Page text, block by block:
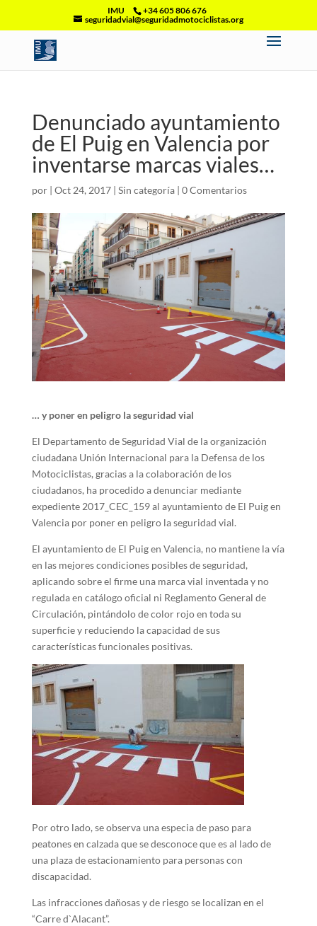
IMU
+34 605 806 676
seguridadvial@seguridadmotociclistas.org
Denunciado ayuntamiento
de El Puig en Valencia por
inventarse marcas viales…
por | Oct 24, 2017| Sin categoría| 0 Comentarios
… y poner en peligro la seguridad vial
El Departamento de Seguridad Vial de la organización
ciudadana Unión Internacional para la Defensa de los
Motociclistas, gracias a la colaboración de los
ciudadanos, ha procedido a denunciar mediante
expediente 2017_CEC_159 al ayuntamiento de El Puig en
Valencia por poner en peligro la seguridad vial.
El ayuntamiento de El Puig en Valencia, no mantiene la vía
en las mejores condiciones posibles de seguridad,
aplicando sobre el firme una marca vial inventada y no
regulada en catálogo oficial ni Reglamento General de
Circulación, pintándolo de color rojo en toda su
superficie y reduciendo la capacidad de sus
características funcionales positivas.
Por otro lado, se observa una especia de paso para
peatones en calzada que se desconoce que es al lado de
una plaza de estacionamiento para personas con
discapacidad.
Las infracciones dañosas y de riesgo se localizan en el
“Carre d`Alacant”.